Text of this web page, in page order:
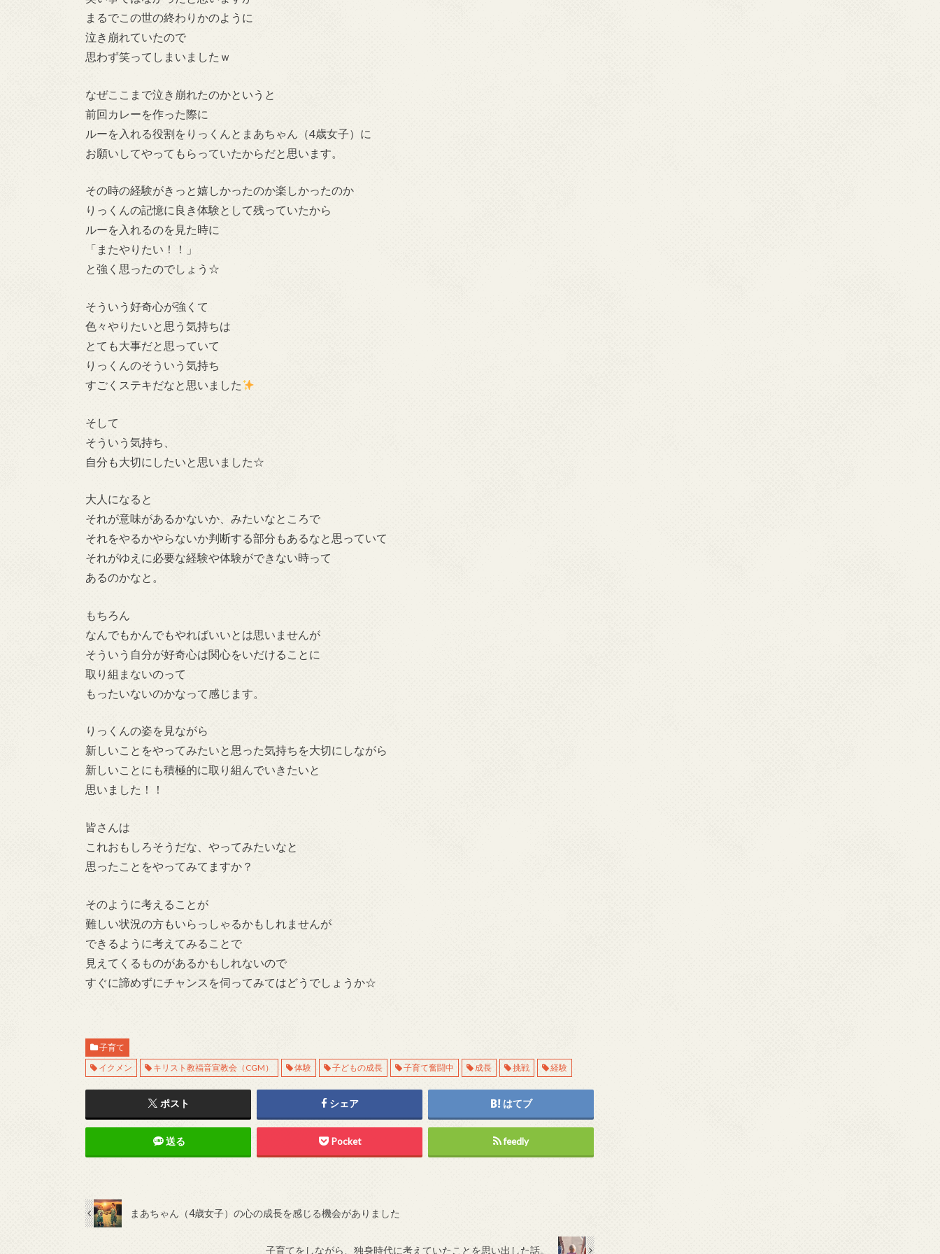
まるでこの世の終わりかのように
泣き崩れていたので
思わず笑ってしまいましたｗ
なぜここまで泣き崩れたのかというと
前回カレーを作った際に
ルーを入れる役割をりっくんとまあちゃん（4歳女子）に
お願いしてやってもらっていたからだと思います。
その時の経験がきっと嬉しかったのか楽しかったのか
りっくんの記憶に良き体験として残っていたから
ルーを入れるのを見た時に
「またやりたい！！」
と強く思ったのでしょう☆
そういう好奇心が強くて
色々やりたいと思う気持ちは
とても大事だと思っていて
りっくんのそういう気持ち
すごくステキだなと思いました
そして
そういう気持ち、
自分も大切にしたいと思いました☆
大人になると
それが意味があるかないか、みたいなところで
それをやるかやらないか判断する部分もあるなと思っていて
それがゆえに必要な経験や体験ができない時って
あるのかなと。
もちろん
なんでもかんでもやればいいとは思いませんが
そういう自分が好奇心は関心をいだけることに
取り組まないのって
もったいないのかなって感じます。
りっくんの姿を見ながら
新しいことをやってみたいと思った気持ちを大切にしながら
新しいことにも積極的に取り組んでいきたいと
思いました！！
皆さんは
これおもしろそうだな、やってみたいなと
思ったことをやってみてますか？
そのように考えることが
難しい状況の方もいらっしゃるかもしれませんが
できるように考えてみることで
見えてくるものがあるかもしれないので
すぐに諦めずにチャンスを伺ってみてはどうでしょうか☆
子育て
イクメン
キリスト教福音宣教会（CGM） 体験 子どもの成長 子育て奮闘中 成長 挑戦 経験
ポスト シェア はてブ
送る Pocket feedly
まあちゃん（4歳女子）の心の成長を感じる機会がありました
子育てをしながら、独身時代に考えていたことを思い出した話。